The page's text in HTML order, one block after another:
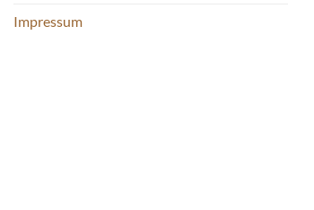
Impressum